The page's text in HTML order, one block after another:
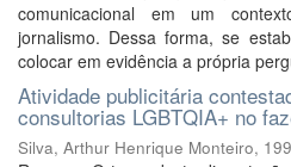
comunicacional em um
jornalismo. Dessa forma, se
colocar em evidência a própria
Atividade publicitária
consultorias LGBTQIA+ no
Silva, Arthur Henrique Monteiro,